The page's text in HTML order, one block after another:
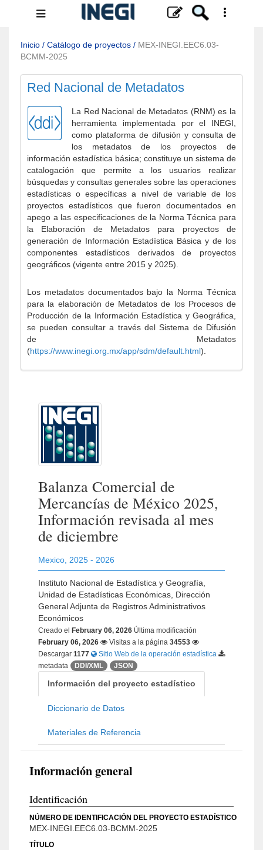
Menú
navegación
Inicio / Catálogo de proyectos / MEX-INEGI.EEC6.03-
BCMM-2025
Red Nacional de Metadatos
La Red Nacional de Metadatos (RNM) es la
herramienta implementada por el INEGI,
como plataforma de difusión y consulta de
los metadatos de los proyectos de
información estadística básica; constituye un sistema de
catalogación que permite a los usuarios realizar
búsquedas y consultas generales sobre las operaciones
estadísticas o específicas a nivel de variable de los
proyectos estadísticos que fueron documentados en
apego a las especificaciones de la Norma Técnica para
la Elaboración de Metadatos para proyectos de
generación de Información Estadística Básica y de los
componentes estadísticos derivados de proyectos
geográficos (vigente entre 2015 y 2025).
Los metadatos documentados bajo la Norma Técnica
para la elaboración de Metadatos de los Procesos de
Producción de la Información Estadística y Geográfica,
se pueden consultar a través del Sistema de Difusión
de Metadatos
(https://www.inegi.org.mx/app/sdm/default.html).
Balanza Comercial de
Mercancías de México 2025,
Información revisada al mes
de diciembre
Mexico 2025 - 2026
Instituto Nacional de Estadística y Geografía,
Unidad de Estadísticas Económicas, Dirección
General Adjunta de Registros Administrativos
Económicos
Creado el February 06, 2026 Última modificación
February 06, 2026
Visitas a la página 34553
Descargar 1177
Sitio Web de la operación estadística
metadata
DDI/XML JSON
Información del proyecto estadístico
Diccionario de Datos
Materiales de Referencia
Información general
Identificación
NÚMERO DE IDENTIFICACIÓN DEL PROYECTO ESTADÍSTICO
MEX-INEGI.EEC6.03-BCMM-2025
TÍTULO